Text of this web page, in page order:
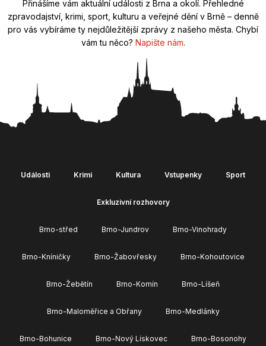
Přinášíme vám aktuální události z Brna a okolí. Přehledné
zpravodajství, krimi, sport, kulturu a veřejné dění v Brně – denně
pro vás vybíráme ty nejdůležitější zprávy z našeho města. Chybí
vám tu něco? Napište nám.
Události Krimi Kultura Vstupenky Sport
Exkluzivní rozhovory
Brno-střed Brno-Jundrov Brno-Vinohrady
Brno-Kníničky Brno-Žabovřesky Brno-Kohoutovice
Brno-Žebětín Brno-Komín Brno-Líšeň
Brno-Maloměřice a Obřany Brno-Medlánky
Brno-Bohunice Brno-Nový Lískovec Brno-Bosonohy